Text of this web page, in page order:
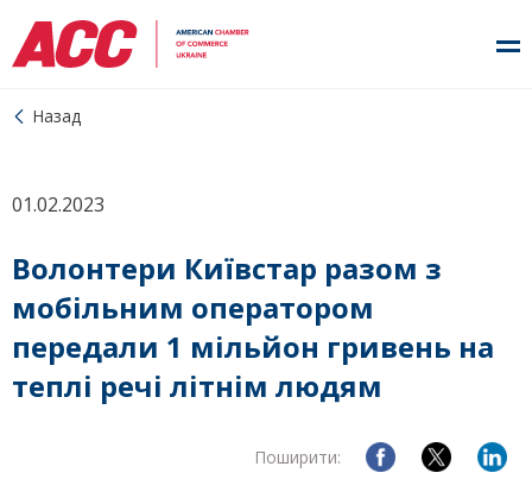
Назад
01.02.2023
Волонтери Київстар разом з
мобільним оператором
передали 1 мільйон гривень на
теплі речі літнім людям
Поширити: